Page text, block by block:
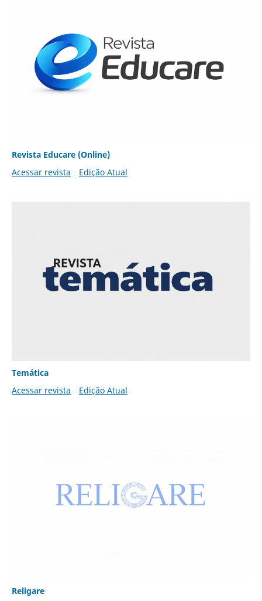
Revista Educare (Online)
Acessar revista
Edição Atual
Temática
Acessar revista
Edição Atual
Religare